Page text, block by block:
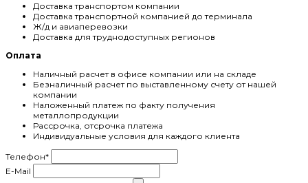
Доставка транспортом компании
Доставка транспортной компанией до терминала
Ж/д и авиаперевозки
Доставка для труднодоступных регионов
Оплата
Наличный расчет в офисе компании или на складе
Безналичный расчет по выставленному счету от нашей
компании
Наложенный платеж по факту получения
металлопродукции
Рассрочка, отсрочка платежа
Индивидуальные условия для каждого клиента
Телефон*
E-Mail